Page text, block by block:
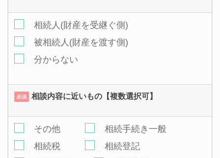
相続人(財産を受継ぐ側)
被相続人(財産を渡す側)
分からない
必須 相談内容に近いもの【複数選択可】
その他
相続手続き一般
相続税
相続登記